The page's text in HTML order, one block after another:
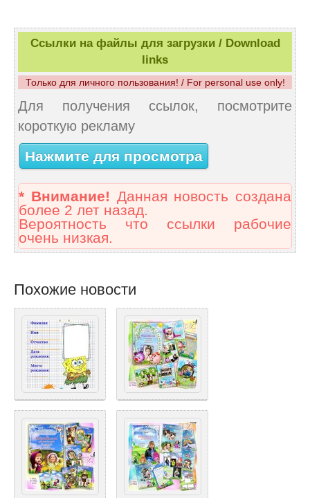
Ссылки на файлы для загрузки / Download
links
Только для личного пользования! / For personal use only!
Для получения ссылок, посмотрите
короткую рекламу
Нажмите для просмотра
* Внимание! Данная новость создана
более 2 лет назад.
Вероятность что ссылки рабочие
очень низкая.
Похожие новости